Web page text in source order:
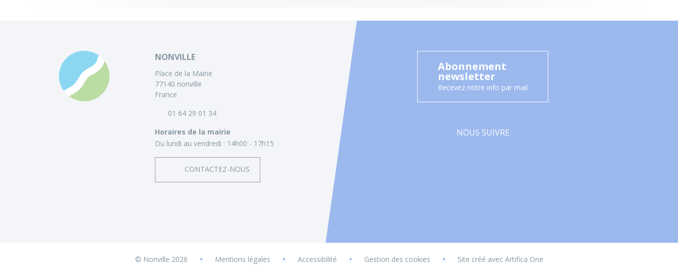
NONVILLE
Place de la Mairie
77140 nonville
France
01 64 29 01 34
Horaires de la mairie
Du lundi au vendredi : 14h00 - 17h15
CONTACTEZ-NOUS
Abonnement
newsletter
Recevez notre info par mail
NOUS SUIVRE
© Nonville 2026 • Mentions légales • Accessibilité • Gestion des cookies • Site créé avec Artifica One